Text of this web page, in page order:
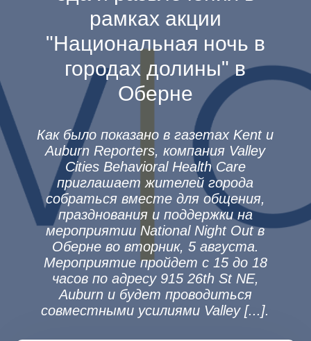
рамках акции
"Национальная ночь в
городах долины" в
Оберне
Как было показано в газетах Kent и
Auburn Reporters, компания Valley
Cities Behavioral Health Care
приглашает жителей города
собраться вместе для общения,
празднования и поддержки на
мероприятии National Night Out в
Оберне во вторник, 5 августа.
Мероприятие пройдет с 15 до 18
часов по адресу 915 26th St NE,
Auburn и будет проводиться
совместными усилиями Valley [...].